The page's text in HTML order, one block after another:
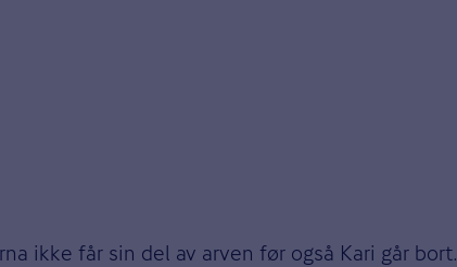
ikke får sin del av arven før også Kari går bort.